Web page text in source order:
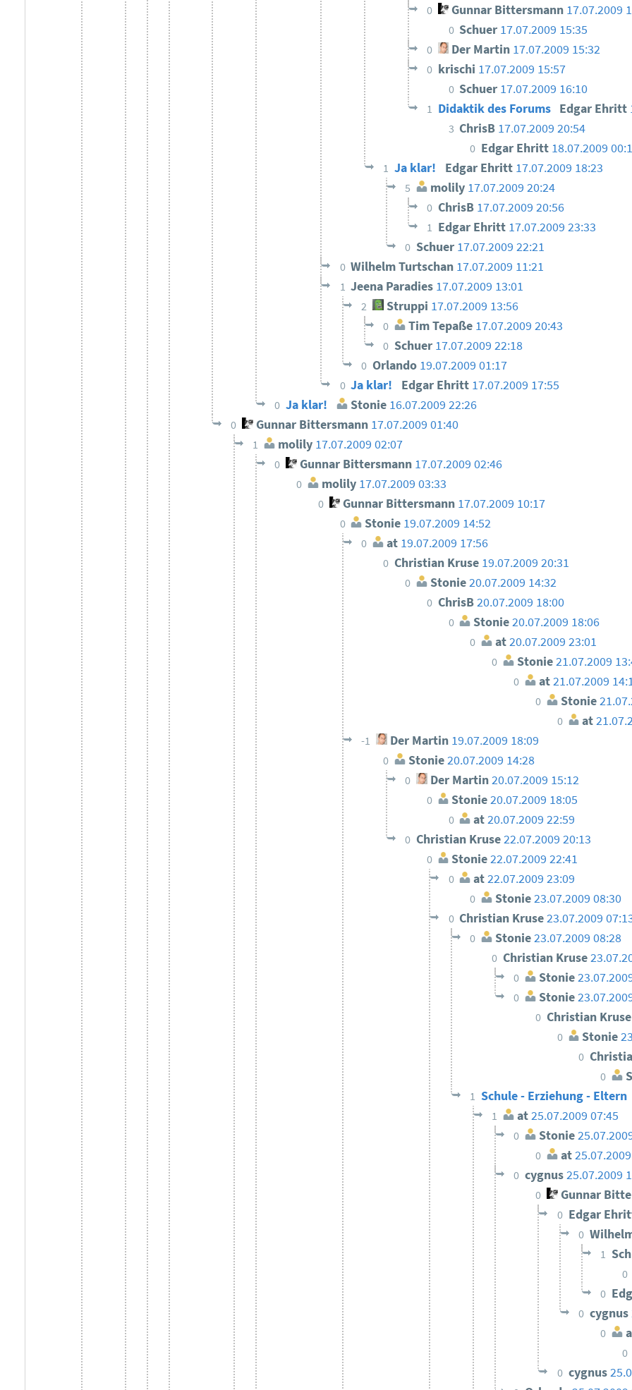
0 Gunnar Bittersmann 17.07.2009
0 Schuer 17.07.2009 15:35
0 Der Martin 17.07.2009 15:32
0 krischi 17.07.2009 15:57
0 Schuer 17.07.2009 16:10
1 Didaktik des Forums Edgar Ehritt
3 ChrisB 17.07.2009 20:54
0 Edgar Ehritt 18.07.2009
1 Ja klar! Edgar Ehritt 17.07.2009 18:23
5 molily 17.07.2009 20:24
0 ChrisB 17.07.2009 20:56
1 Edgar Ehritt 17.07.2009 23:33
0 Schuer 17.07.2009 22:21
0 Wilhelm Turtschan 17.07.2009 11:21
1 Jeena Paradies 17.07.2009 13:01
2 Struppi 17.07.2009 13:56
0 Tim Tepaße 17.07.2009 20:43
0 Schuer 17.07.2009 22:18
0 Orlando 19.07.2009 01:17
0 Ja klar! Edgar Ehritt 17.07.2009 17:55
0 Ja klar! Stonie 16.07.2009 22:26
0 Gunnar Bittersmann 17.07.2009 01:40
1 molily 17.07.2009 02:07
0 Gunnar Bittersmann 17.07.2009 02:46
0 molily 17.07.2009 03:33
0 Gunnar Bittersmann 17.07.2009 10:17
0 Stonie 19.07.2009 14:52
0 at 19.07.2009 17:56
0 Christian Kruse 19.07.2009 20:31
0 Stonie20.07.2009 14:32
0 ChrisB20.07.2009 18:00
0 Stonie20.07.2009 18:06
0 at20.07.2009 23:01
0 Stonie21.07.2009
0 at21.07.2009
0 Stonie
0 at
-1 Der Martin 19.07.2009 18:09
0 Stonie20.07.2009 14:28
0 Der Martin20.07.2009 15:12
0 Stonie 20.07.2009 18:05
0 at20.07.2009 22:59
0 Christian Kruse22.07.2009 20:13
0 Stonie 22.07.2009 22:41
0 at22.07.2009 23:09
0 Stonie23.07.2009 08:30
0 Christian Kruse23.07.2009
0 Stonie23.07.2009 08:28
0 Christian Kruse
0 Stonie
0 Stonie
0 Christian
0 Stonie
0
0
1 Schule - Erziehung - Eltern
1 at25.07.2009 07:45
0 Stonie
0 at
0 cygnus25.07.2009
0 Gunnar
0 Edgar
0
1
0
0
0 cygnus
0
0
0 cygnus